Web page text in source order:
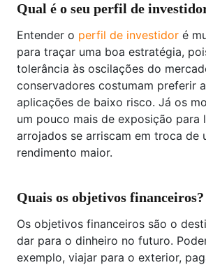
Qual é o seu perfil de
Entender o perfil de investidor é
para traçar uma boa estratégia,
tolerância às oscilações do
conservadores costumam preferir
aplicações de baixo risco. Já os
um pouco mais de exposição para
arrojados se arriscam em troca de
rendimento maior.
Quais os objetivos financeiros?
Os objetivos financeiros são o
dar para o dinheiro no futuro.
exemplo, viajar para o exterior,